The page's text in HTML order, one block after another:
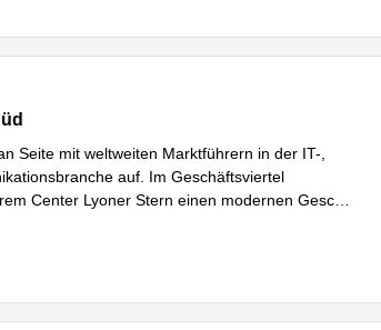
Seite mit weltweiten Marktführern in der IT-,
auf. Im Geschäftsviertel
Center Lyoner Stern einen modernen Gesc